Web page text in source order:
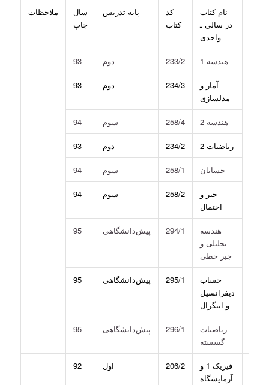
نام کتاب
در سالی ـ
واحدی
کد
کتاب
پایه تدریس
سال
چاپ
ملاحظات
هندسه 1 233/2 دوم 93
آمار و
مدلسازی
234/3 دوم 93
هندسه 2 258/4 سوم 94
ریاضیات 2 234/2 دوم 93
حسابان 258/1 سوم 94
جبر و
احتمال
258/2 سوم 94
هندسه
تحلیلی و
جبر خطی
294/1 پیش‌دانشگاهی 95
حساب
دیفرانسیل
و انتگرال
295/1 پیش‌دانشگاهی 95
ریاضیات
گسسته
296/1 پیش‌دانشگاهی 95
فیزیک 1 و
آزمایشگاه
206/2 اول 92